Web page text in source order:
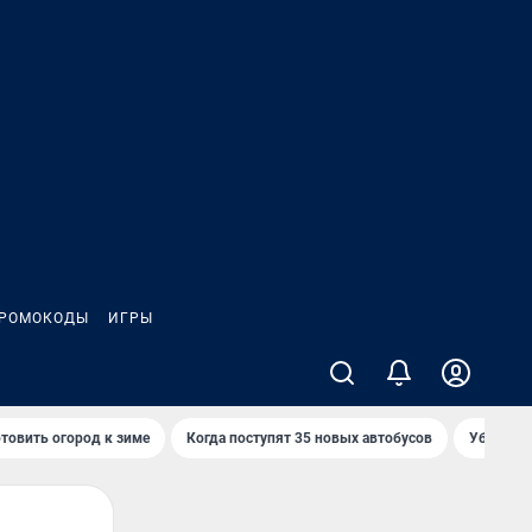
ИГРЫ
огород к зиме Когда поступят 35 новых автобусов Убийца